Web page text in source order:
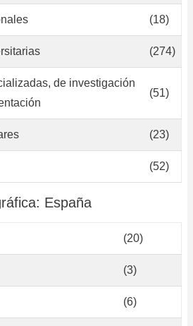
(18)
(274)
de investigación
(51)
(23)
(52)
España
(20)
(3)
(6)